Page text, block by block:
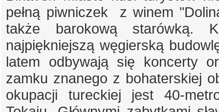
pełną piwniczek z winem
także barokową starówką.
najpiękniejszą węgierską
latem odbywają się koncerty
zamku znanego z bohaterskiej
okupacji tureckiej jest 40-